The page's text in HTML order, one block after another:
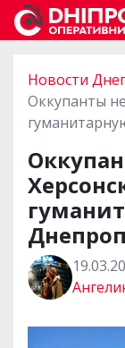
Новости
Оккупанты